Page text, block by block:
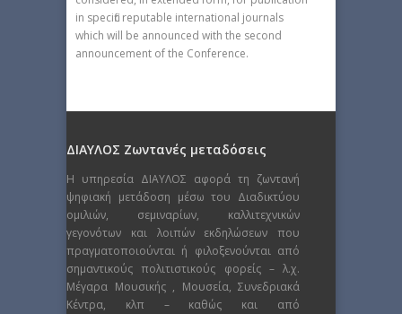
in specific reputable international journals
which will be announced with the second
announcement of the Conference.
ΔΙΑΥΛΟΣ Ζωντανές μεταδόσεις
Η υπηρεσία ΔΙΑΥΛΟΣ αφορά τη ζωντανή
ψηφιακή μετάδοση μέσω του Διαδικτύου
ομιλιών, σεμιναρίων, καλλιτεχνικών
γεγονότων και λοιπών εκδηλώσεων που
πραγματοποιούνται ή φιλοξενούνται από
σημαντικούς πολιτιστικούς φορείς – λ.χ.
Μέγαρα Μουσικής , Μουσεία, Συνεδριακά
Κέντρα, κλπ – καθώς και από